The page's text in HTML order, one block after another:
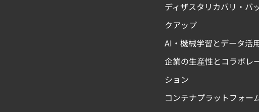
ディザスタリカバリ・バ
クアップ
AI・機械学習とデータ活
企業の生産性とコラボレ
ション
コンテナプラットフォー